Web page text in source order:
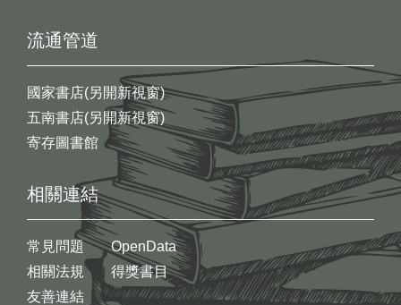
流通管道
國家書店(另開新視窗)
五南書店(另開新視窗)
寄存圖書館
相關連結
常見問題
相關法規
友善連結
OpenData
得獎書目